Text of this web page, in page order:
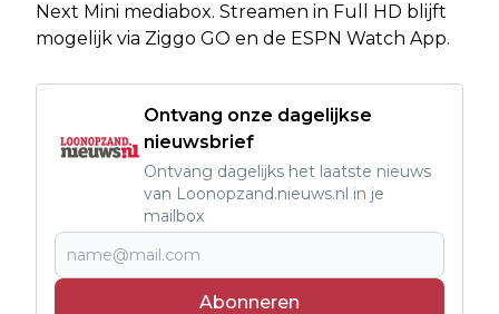
Next Mini mediabox. Streamen in Full HD blijft
mogelijk via Ziggo GO en de ESPN Watch App.
Ontvang onze dagelijkse
nieuwsbrief
Ontvang dagelijks het laatste nieuws
van Loonopzand.nieuws.nl in je
mailbox
Abonneren